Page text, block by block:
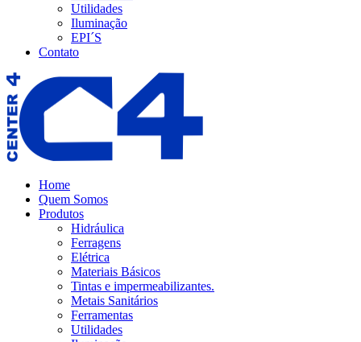
Utilidades
Iluminação
EPI´S
Contato
Home
Quem Somos
Produtos
Hidráulica
Ferragens
Elétrica
Materiais Básicos
Tintas e impermeabilizantes.
Metais Sanitários
Ferramentas
Utilidades